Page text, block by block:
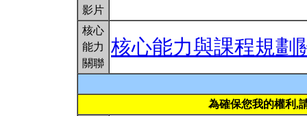
影片
核心
能力
關聯
核心能力與課程規劃
為確保您我的權利,